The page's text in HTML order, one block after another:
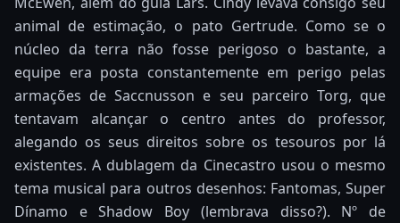
animal de estimação, o pato Gertrude. Como se o
núcleo da terra não fosse perigoso o bastante, a
equipe era posta constantemente em perigo pelas
armações de Saccnusson e seu parceiro Torg, que
tentavam alcançar o centro antes do professor,
alegando os seus direitos sobre os tesouros por lá
existentes. A dublagem da Cinecastro usou o mesmo
tema musical para outros desenhos: Fantomas, Super
Dínamo e Shadow Boy (lembrava disso?). Nº de